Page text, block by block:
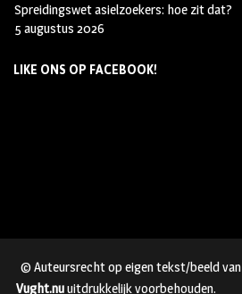
Spreidingswet asielzoekers: hoe zit dat?
5 augustus 2026
LIKE ONS OP FACEBOOK!
© Auteursrecht op eigen tekst/beeld van
Vught.nuuitdrukkelijk voorbehouden.